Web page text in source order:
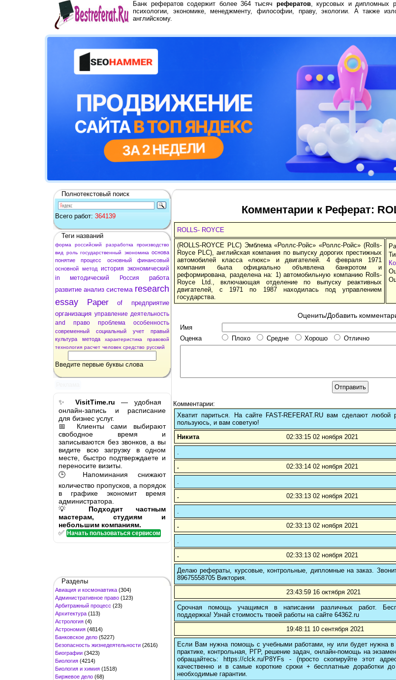
Банк рефератов содержит более 364 тысяч рефератов, курсовых и дипломных
психологии, экономике, менеджменту, философии, праву, экологии. А также
английскому.
Полнотекстовый поиск
Всего работ: 364139
Теги названий
форма российский разработка
производство
вид
роль государственный экономика основа
понятие
процесс основный
финансовый
основной метод история экономический
in
методический Россия
работа
развитие анализ система research
essay
Paper of
предприятие
организация управление деятельность
and
право проблема особенность
современный социальный учет
правый
культура
метода характеристика
правовой
технология расчет человек средство русский
Введите первые буквы слова
✨ VisitTime.ru — удобная
онлайн-запись и расписание
для бизнес услуг.
📅 Клиенты сами выбирают
свободное время и
записываются без звонков, а вы
видите всю загрузку в одном
месте, быстро подтверждаете и
переносите визиты.
🕒 Напоминания снижают
количество пропусков, а порядок
в графике экономит время
администратора.
💡 Подходит частным
мастерам, студиям и
небольшим компаниям.
✅ Начать пользоваться сервисом
Разделы
Авиация и космонавтика (304)
Административное право (123)
Арбитражный процесс (23)
Архитектура (113)
Астрология (4)
Астрономия (4814)
Банковское дело (5227)
Безопасность жизнедеятельности (2616)
Биографии (3423)
Биология (4214)
Биология и химия (1518)
Биржевое дело (68)
Комментарии к Реферат:
ROLLS- ROYCE
(ROLLS-ROYCE PLC) Эмблема «Роллс-Ройс» «Роллс-Ройс» (Rolls-
Royce PLC), английская компания по выпуску дорогих престижных
автомобилей класса «люкс» и двигателей. 4 февраля 1971
компания была официально объявлена банкротом и
реформирована, разделена на: 1) автомобильную компанию Rolls-
Royce Ltd., включающая отделение по выпуску реактивных
двигателей, с 1971 по 1987 находилась под управлением
государства.
Оценить/Добавить
Имя
Оценка
Плохо Средне Хорошо Отлично
Комментарии:
Хватит париться. На сайте FAST-REFERAT.RU вам сделают
пользуюсь, и вам советую!
Никита
02:33:15 02 ноября 2021
.
.
02:33:14 02 ноября 2021
.
.
02:33:13 02 ноября 2021
.
.
02:33:13 02 ноября 2021
.
.
02:33:13 02 ноября 2021
Делаю рефераты, курсовые, контрольные, дипломные на заказ.
89675558705 Виктория.
23:43:59 16 октября 2021
Срочная помощь учащимся в написании различных работ.
поддержка! Узнай стоимость твоей работы на сайте 64362.ru
19:48:11 10 сентября 2021
Если Вам нужна помощь с учебными работами, ну или будет нужна
практике, контрольная, РГР, решение задач, онлайн-помощь на
обращайтесь: https://clck.ru/P8YFs - (просто скопируйте этот
качественно и в самые короткие сроки + бесплатные доработки
необходимые гарантии.